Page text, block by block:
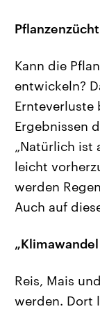
Kann die
entwickeln?
Ernteverluste
Ergebnissen
„Natürlich ist
leicht
werden
Auch auf
Reis, Mais
werden. Dort